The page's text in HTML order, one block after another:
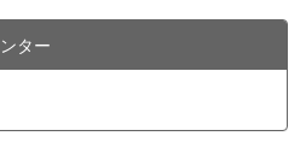
ター